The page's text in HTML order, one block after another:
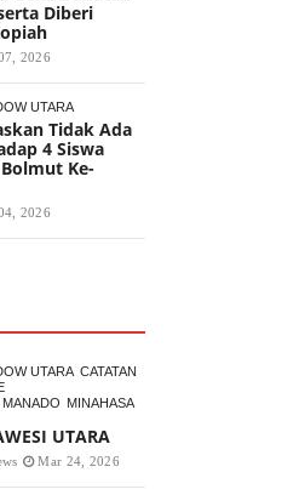
Diberi
2026
UTARA
Tidak Ada
4 Siswa
Ke-
2026
UTARA CATATAN
MANADO MINAHASA
UTARA
Mar 24, 2026